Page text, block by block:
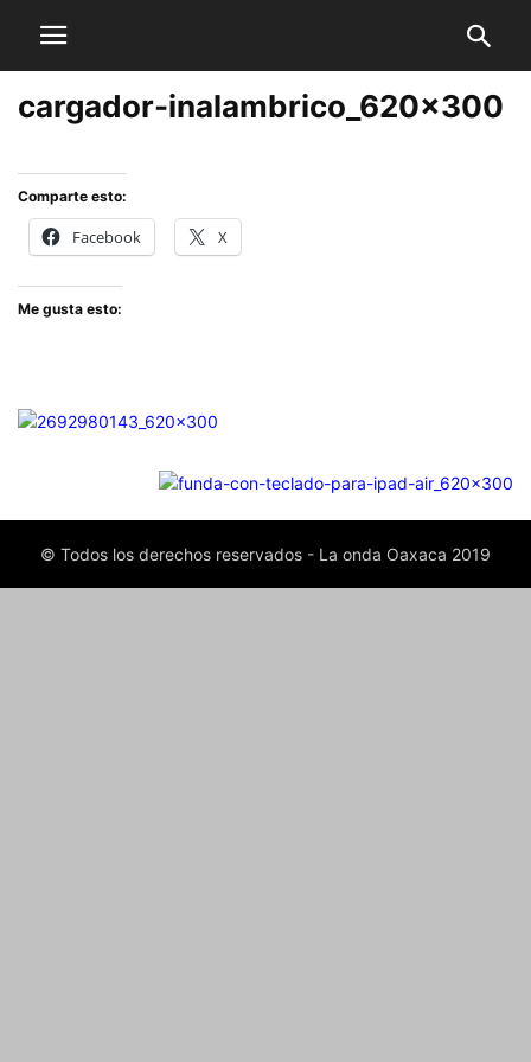
cargador-inalambrico_620x300
Comparte esto:
Facebook X
Me gusta esto:
© Todos los derechos reservados - La onda Oaxaca 2019